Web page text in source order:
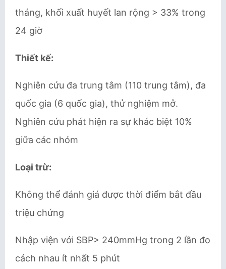
tháng, khối xuất huyết lan rộng > 33% trong
24 giờ
Thiết kế:
Nghiên cứu đa trung tâm (110 trung tâm), đa
quốc gia (6 quốc gia), thử nghiệm mở.
Nghiên cứu phát hiện ra sự khác biệt 10%
giữa các nhóm
Loại trừ:
Không thể đánh giá được thời điểm bắt đầu
triệu chứng
Nhập viện với SBP> 240mmHg trong 2 lần đo
cách nhau ít nhất 5 phút